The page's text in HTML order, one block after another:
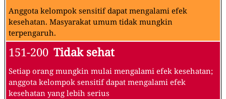
Anggota kelompok sensitif dapat mengalami efek
kesehatan. Masyarakat umum tidak mungkin
terpengaruh.
151-200 Tidak sehat
Setiap orang mungkin mulai mengalami efek kesehatan;
anggota kelompok sensitif dapat mengalami efek
kesehatan yang lebih serius